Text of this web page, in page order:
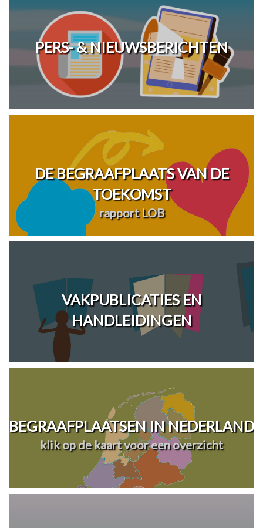
PERS- & NIEUWSBERICHTEN
DE BEGRAAFPLAATS VAN DE
TOEKOMST
rapport LOB
VAKPUBLICATIES EN
HANDLEIDINGEN
BEGRAAFPLAATSEN IN NEDERLAND
klik op de kaart voor een overzicht